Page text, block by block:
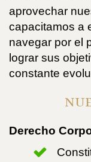
aprovechar
capacitamos a
navegar por el
lograr sus
constante
Derecho